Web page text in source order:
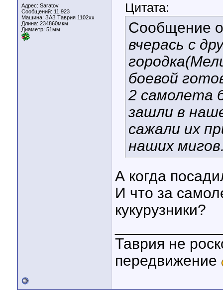
Адрес: Saratov
Сообщений: 11,923
Машина: ЗАЗ Таврия 1102хх
Длина: 234860мкм
Диаметр: 51мм
Цитата:
Сообщение
вчерась с
боевой
2 самолета
зашли в
сажали их
наших
А когда
И что за
кукурузники?
Таврия не
передвижение